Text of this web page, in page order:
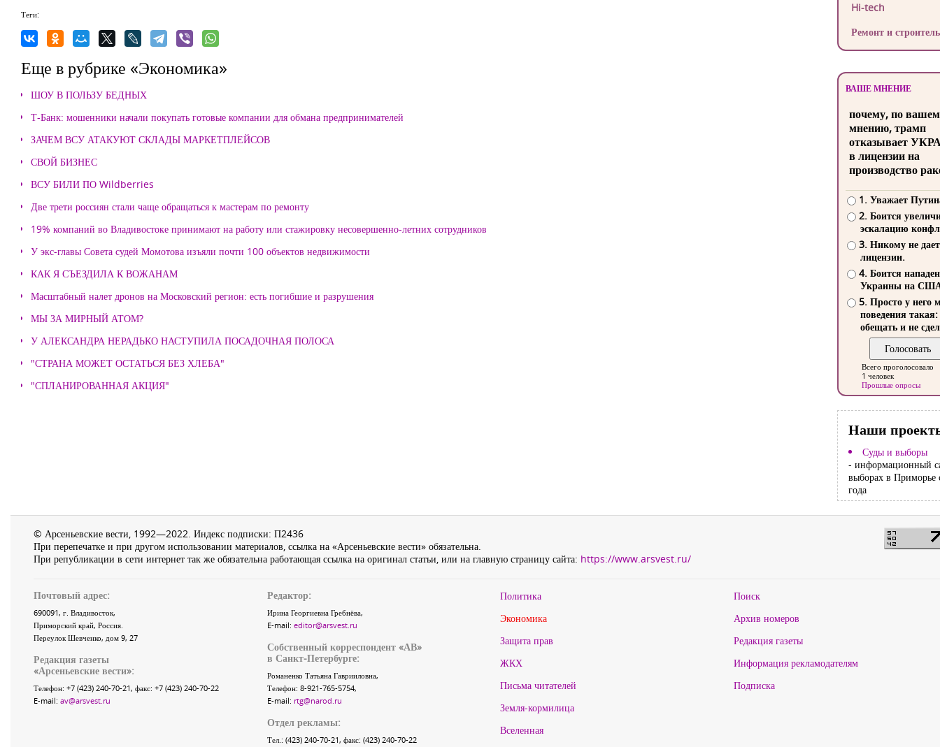
Теги:
Еще в рубрике «Экономика»
ШОУ В ПОЛЬЗУ БЕДНЫХ
Т-Банк: мошенники начали покупать готовые компании для обмана предпринимателей
ЗАЧЕМ ВСУ АТАКУЮТ СКЛАДЫ МАРКЕТПЛЕЙСОВ
СВОЙ БИЗНЕС
ВСУ БИЛИ ПО Wildberries
Две трети россиян стали чаще обращаться к мастерам по ремонту
19% компаний во Владивостоке принимают на работу или стажировку несовершенно-летних сотрудников
У экс-главы Совета судей Момотова изъяли почти 100 объектов недвижимости
КАК Я СЪЕЗДИЛА К ВОЖАНАМ
Масштабный налет дронов на Московский регион: есть погибшие и разрушения
МЫ ЗА МИРНЫЙ АТОМ?
У АЛЕКСАНДРА НЕРАДЬКО НАСТУПИЛА ПОСАДОЧНАЯ ПОЛОСА
"СТРАНА МОЖЕТ ОСТАТЬСЯ БЕЗ ХЛЕБА"
"СПЛАНИРОВАННАЯ АКЦИЯ"
Hi-tech
Ремонт и
ВАШЕ МНЕНИЕ
почему, по
мнению, трамп
отказывает
в лицензии на
производство
1. Уважает
2. Боится
эскалацию
3. Никому не
лицензии.
4. Боится
Украины на
5. Просто у него
поведения такая:
обещать и не
Всего проголосовало
1 человек
Прошлые опросы
Наши
Суды и выборы
- информационный
выборах в Приморье
года
© Арсеньевские вести, 1992—2022. Индекс подписки: П2436
При перепечатке и при другом использовании материалов, ссылка на «Арсеньевские вести» обязательна.
При републикации в сети интернет так же обязательна работающая ссылка на оригинал статьи, или на главную страницу сайта: https://www.arsvest.ru/
Почтовый адрес:
690091, г. Владивосток,
Приморский край, Россия.
Переулок Шевченко, дом 9, 27
Редакция газеты
«Арсеньевские вести»:
Телефон: +7 (423) 240-70-21, факс: +7 (423) 240-70-22
E-mail: av@arsvest.ru
Редактор:
Ирина Георгиевна Гребнёва,
E-mail: editor@arsvest.ru
Собственный корреспондент «АВ»
в Санкт-Петербурге:
Романенко Татьяна Гаврииловна,
Телефон: 8-921-765-5754,
E-mail: rtg@narod.ru
Отдел рекламы:
Тел.: (423) 240-70-21, факс: (423) 240-70-22
Политика
Экономика
Защита прав
ЖКХ
Письма читателей
Земля-кормилица
Вселенная
Поиск
Архив номеров
Редакция газеты
Информация рекламодателям
Подписка